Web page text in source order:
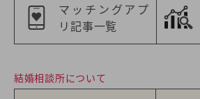
マッチングアプ
リ記事一覧
結婚相談所について